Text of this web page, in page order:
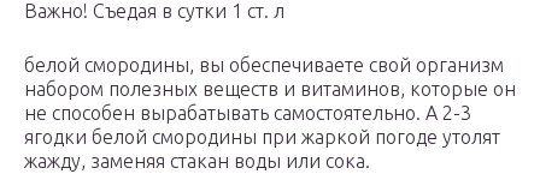
Важно! Съедая в сутки 1 ст. л
белой смородины, вы обеспечиваете свой организм
набором полезных веществ и витаминов, которые он
не способен вырабатывать самостоятельно. А 2-3
ягодки белой смородины при жаркой погоде утолят
жажду, заменяя стакан воды или сока.